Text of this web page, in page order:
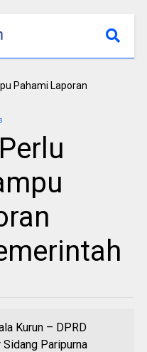
Kurun – DPRD
Paripurna